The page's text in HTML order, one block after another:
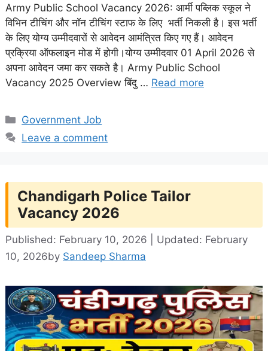
Army Public School Vacancy 2026: आर्मी पब्लिक स्कूल ने
विभिन टीचिंग और नॉन टीचिंग स्टाफ के लिए भर्ती निकली है। इस भर्ती
के लिए योग्य उम्मीदवारों से आवेदन आमंत्रित किए गए हैं। आवेदन
प्रक्रिया ऑफलाइन मोड में होगी।योग्य उम्मीदवार 01 April 2026 से
अपना आवेदन जमा कर सकते है। Army Public School
Vacancy 2025 Overview बिंदु … Read more
Categories
Government Job
Leave a comment
Chandigarh Police Tailor
Vacancy 2026
Published: February 10, 2026 | Updated: February
10, 2026by Sandeep Sharma